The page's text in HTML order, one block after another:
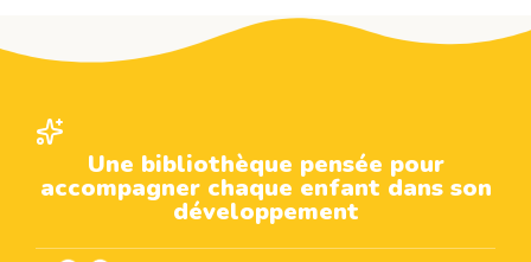
Une bibliothèque pensée pour
accompagner chaque enfant dans son
développement